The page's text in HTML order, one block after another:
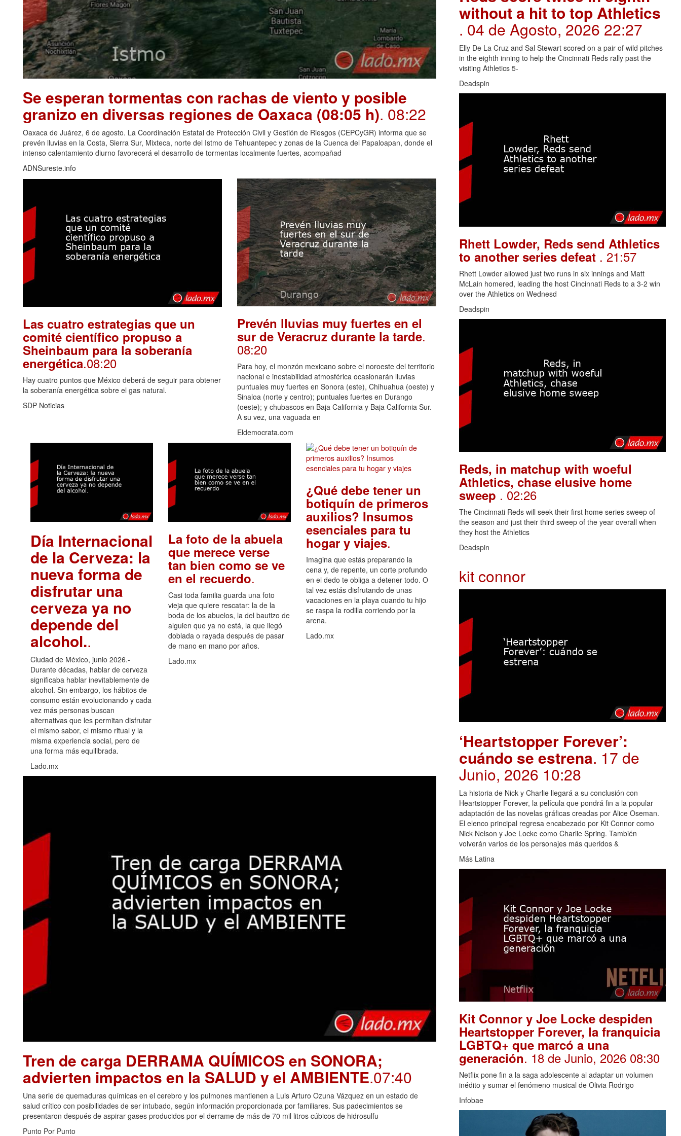
Se esperan tormentas con rachas de viento y posible
granizo en diversas regiones de Oaxaca (08:05 h). 08:22
Oaxaca de Juárez, 6 de agosto. La Coordinación Estatal de Protección Civil y Gestión de Riesgos (CEPCyGR) informa que se
prevén lluvias en la Costa, Sierra Sur, Mixteca, norte del Istmo de Tehuantepec y zonas de la Cuenca del Papaloapan, donde el
intenso calentamiento diurno favorecerá el desarrollo de tormentas localmente fuertes, acompañad
ADNSureste.info
Las cuatro estrategias que un
comité científico propuso a
Sheinbaum para la soberanía
energética.08:20
Hay cuatro puntos que México deberá de seguir para obtener
la soberanía energética sobre el gas natural.
SDP Noticias
Prevén lluvias muy fuertes en el
sur de Veracruz durante la tarde.
08:20
Para hoy, el monzón mexicano sobre el noroeste del territorio
nacional e inestabilidad atmosférica ocasionarán lluvias
puntuales muy fuertes en Sonora (este), Chihuahua (oeste) y
Sinaloa (norte y centro); puntuales fuertes en Durango
(oeste); y chubascos en Baja California y Baja California Sur.
A su vez, una vaguada en
Eldemocrata.com
Día Internacional
de la Cerveza: la
nueva forma de
disfrutar una
cerveza ya no
depende del
alcohol..
Ciudad de México, junio 2026.-
Durante décadas, hablar de cerveza
significaba hablar inevitablemente de
alcohol. Sin embargo, los hábitos de
consumo están evolucionando y cada
vez más personas buscan
alternativas que les permitan disfrutar
el mismo sabor, el mismo ritual y la
misma experiencia social, pero de
una forma más equilibrada.
Lado.mx
La foto de la abuela
que merece verse
tan bien como se ve
en el recuerdo.
Casi toda familia guarda una foto
vieja que quiere rescatar: la de la
boda de los abuelos, la del bautizo de
alguien que ya no está, la que llegó
doblada o rayada después de pasar
de mano en mano por años.
Lado.mx
¿Qué debe tener un
botiquín de primeros
auxilios? Insumos
esenciales para tu
hogar y viajes.
Imagina que estás preparando la
cena y, de repente, un corte profundo
en el dedo te obliga a detener todo. O
tal vez estás disfrutando de unas
vacaciones en la playa cuando tu hijo
se raspa la rodilla corriendo por la
arena.
Lado.mx
Tren de carga DERRAMA QUÍMICOS en SONORA;
advierten impactos en la SALUD y el AMBIENTE.07:40
Una serie de quemaduras químicas en el cerebro y los pulmones mantienen a Luis Arturo Ozuna Vázquez en un estado de
salud crítico con posibilidades de ser intubado, según información proporcionada por familiares. Sus padecimientos se
presentaron después de aspirar gases producidos por el derrame de más de 70 mil litros cúbicos de hidrosulfu
Punto Por Punto
without a hit to top Athletics
. 04 de Agosto, 2026 22:27
Elly De La Cruz and Sal Stewart scored on a pair of wild pitches
in the eighth inning to help the Cincinnati Reds rally past the
visiting Athletics 5-
Deadspin
Rhett Lowder, Reds send Athletics
to another series defeat . 21:57
Rhett Lowder allowed just two runs in six innings and Matt
McLain homered, leading the host Cincinnati Reds to a 3-2 win
over the Athletics on Wednesd
Deadspin
Reds, in matchup with woeful
Athletics, chase elusive home
sweep . 02:26
The Cincinnati Reds will seek their first home series sweep of
the season and just their third sweep of the year overall when
they host the Athletics
Deadspin
kit connor
‘Heartstopper Forever’:
cuándo se estrena. 17 de
Junio, 2026 10:28
La historia de Nick y Charlie llegará a su conclusión con
Heartstopper Forever, la película que pondrá fin a la popular
adaptación de las novelas gráficas creadas por Alice Oseman.
El elenco principal regresa encabezado por Kit Connor como
Nick Nelson y Joe Locke como Charlie Spring. También
volverán varios de los personajes más queridos &
Más Latina
Kit Connor y Joe Locke despiden
Heartstopper Forever, la franquicia
LGBTQ+ que marcó a una
generación. 18 de Junio, 2026 08:30
Netflix pone fin a la saga adolescente al adaptar un volumen
inédito y sumar el fenómeno musical de Olivia Rodrigo
Infobae